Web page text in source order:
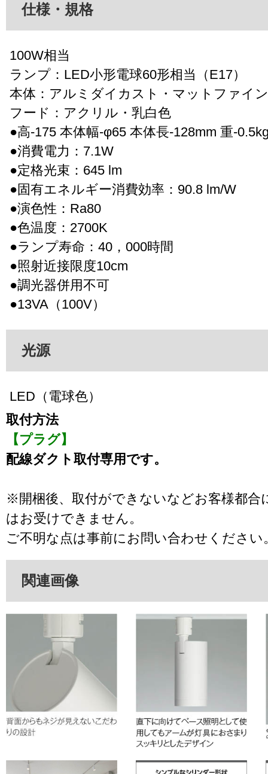
仕様・規格
100W相当
ランプ：LED小形電球60形相当（E17）
本体：アルミダイカスト・マットファイ
フード：アクリル・乳白色
●高-175 本体幅-φ65 本体長-128mm 重-
●消費電力：7.1W
●定格光束：645 lm
●固有エネルギー消費効率：90.8 lm/W
●演色性：Ra80
●色温度：2700K
●ランプ寿命：40，000時間
●照射近接限度10cm
●調光器併用不可
●13VA（100V）
光源
LED（電球色）
取付方法
【プラグ】
配線ダクト取付専用です。
※開梱後、取付ができないなどお客様都合
はお受けできません。
ご不明な点は事前にお問い合わせください
関連画像